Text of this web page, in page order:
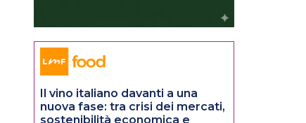
Il vino italiano davanti a una
nuova fase: tra crisi dei mercati,
sostenibilità economica e